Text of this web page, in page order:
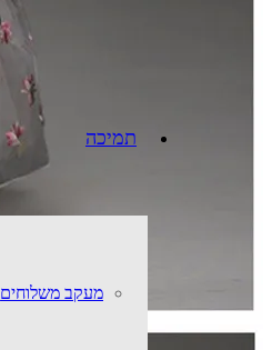
תמיכה
מעקב משלוחים